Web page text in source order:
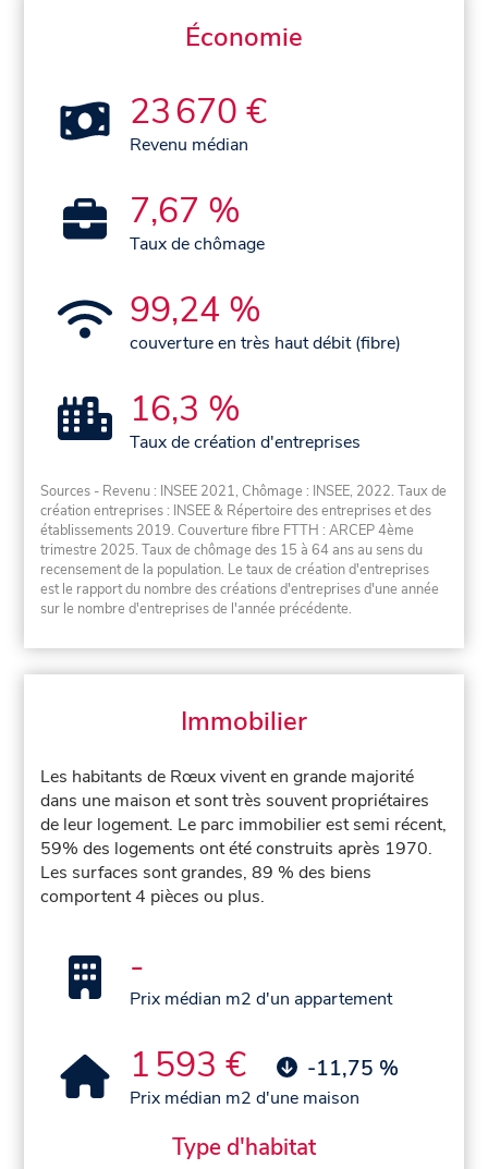
Économie
23 670 €
Revenu médian
7,67 %
Taux de chômage
99,24 %
couverture en très haut débit (fibre)
16,3 %
Taux de création d'entreprises
Sources - Revenu : INSEE 2021, Chômage : INSEE, 2022. Taux de
création entreprises : INSEE & Répertoire des entreprises et des
établissements 2019. Couverture fibre FTTH : ARCEP 4ème
trimestre 2025. Taux de chômage des 15 à 64 ans au sens du
recensement de la population. Le taux de création d'entreprises
est le rapport du nombre des créations d'entreprises d'une année
sur le nombre d'entreprises de l'année précédente.
Immobilier
Les habitants de Rœux vivent en grande majorité
dans une maison et sont très souvent propriétaires
de leur logement. Le parc immobilier est semi récent,
59% des logements ont été construits après 1970.
Les surfaces sont grandes, 89 % des biens
comportent 4 pièces ou plus.
-
Prix médian m2 d'un appartement
1 593 € -11,75 %
Prix médian m2 d'une maison
Type d'habitat